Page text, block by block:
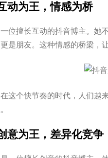
动为王，情感为桥
位擅长互动的抖音博主。她
是朋友。这种情感的桥梁，
这个快节奏的时代，人们越
意为王，差异化竞争